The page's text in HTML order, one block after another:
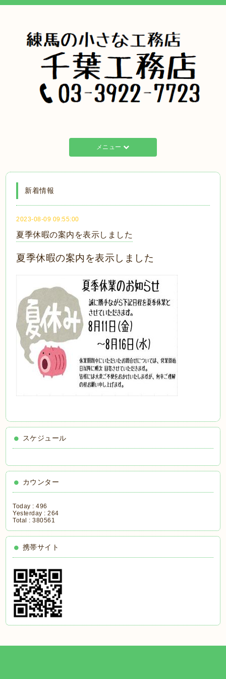
メニュー
新着情報
2023-08-09 09:55:00
夏季休暇の案内を表示しました
夏季休暇の案内を表示しました
スケジュール
カウンター
Today :496
Yesterday :264
Total :380561
携帯サイト